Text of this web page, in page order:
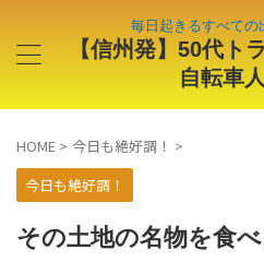
毎日起きるすべての
【信州発】50代ト
自転車
HOME > 今日も絶好調！ >
今日も絶好調！
その土地の名物を食